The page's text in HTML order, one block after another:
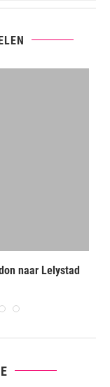
naar Lelystad